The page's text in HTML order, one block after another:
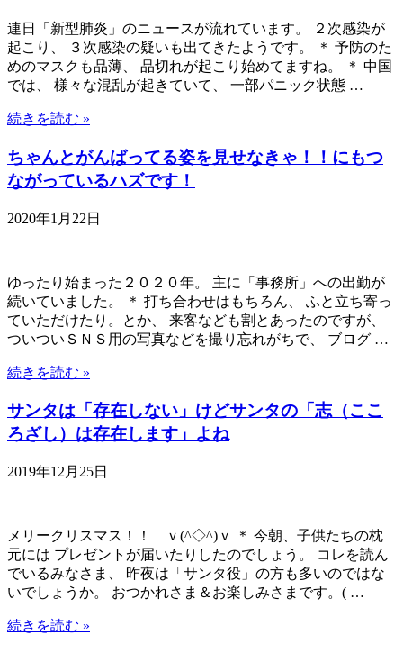
連日「新型肺炎」のニュースが流れています。 ２次感染が
起こり、 ３次感染の疑いも出てきたようです。 ＊ 予防のた
めのマスクも品薄、 品切れが起こり始めてますね。 ＊ 中国
では、 様々な混乱が起きていて、 一部パニック状態 …
続きを読む »
ちゃんとがんばってる姿を見せなきゃ！！にもつ
ながっているハズです！
2020年1月22日
ゆったり始まった２０２０年。 主に「事務所」への出勤が
続いていました。 ＊ 打ち合わせはもちろん、 ふと立ち寄っ
ていただけたり。とか、 来客なども割とあったのですが、
ついついＳＮＳ用の写真などを撮り忘れがちで、 ブログ …
続きを読む »
サンタは「存在しない」けどサンタの「志（ここ
ろざし）は存在します」よね
2019年12月25日
メリークリスマス！！ ｖ(^◇^)ｖ ＊ 今朝、子供たちの枕
元には プレゼントが届いたりしたのでしょう。 コレを読ん
でいるみなさま、 昨夜は「サンタ役」の方も多いのではな
いでしょうか。 おつかれさま＆お楽しみさまです。( …
続きを読む »